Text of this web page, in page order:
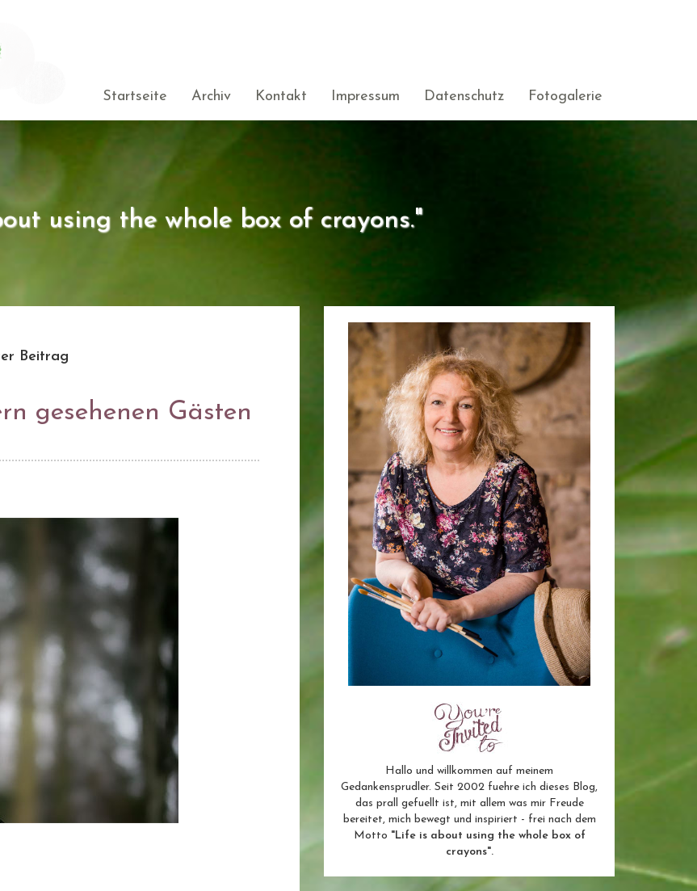
Startseite Archiv Kontakt Impressum Datenschutz Fotogalerie
using the whole box of crayons."
Beitrag
gesehenen Gästen
Hallo und willkommen auf meinem
Gedankensprudler. Seit 2002 fuehre ich dieses Blog,
das prall gefuellt ist, mit allem was mir Freude
bereitet, mich bewegt und inspiriert - frei nach dem
Motto "Life is about using the whole box of
crayons".